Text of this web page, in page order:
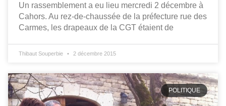
Un rassemblement a eu lieu mercredi 2 décembre à
Cahors. Au rez-de-chaussée de la préfecture rue des
Carmes, les drapeaux de la CGT étaient de
Thibaut Souperbie 2 décembre 2015
POLITIQUE